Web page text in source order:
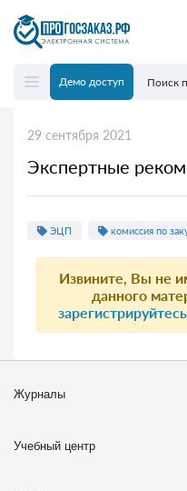
Демо доступ
29 сентября 2021
Экспертные
ЭЦП комиссия по
Извините, Вы не
данного
зарегистрируйтесь
Журналы
Учебный центр